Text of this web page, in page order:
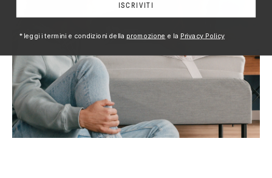
ISCRIVITI
*leggi i termini e condizioni della promozione e la Privacy Policy